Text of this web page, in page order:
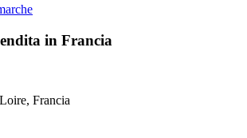
in Francia
Francia